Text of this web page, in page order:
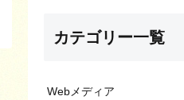
カテゴリー一覧
Webメディア